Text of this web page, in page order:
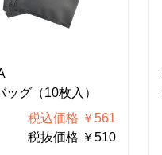
ッグ（10枚入）
税込価格 ￥561
税抜価格 ￥510